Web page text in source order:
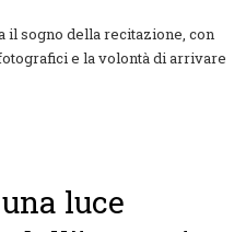
il sogno della recitazione, con
e la volontà di arrivare
luce